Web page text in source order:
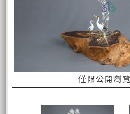
僅限公開瀏覽